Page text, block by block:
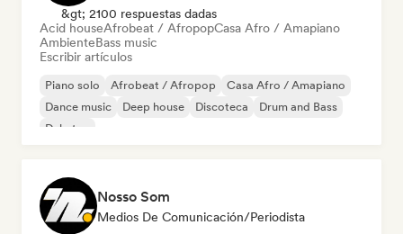
&gt; 2100 respuestas dadas
Acid houseAfrobeat / AfropopCasa Afro / Amapiano
AmbienteBass music
Escribir artículos
Piano solo Afrobeat / Afropop
Casa Afro / Amapiano
Dance music
Deep house Discoteca
Drum and Bass
Dubstep
Nosso Som
Medios De Comunicación/Periodista